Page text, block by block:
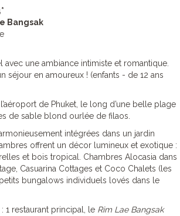
Bangsak
avec une ambiance intimiste et romantique.
séjour en amoureux ! (enfants - de 12 ans
de Phuket, le long d’une belle plage
de sable blond ourlée de filaos.
intégrées dans un jardin
offrent un décor lumineux et exotique :
et bois tropical. Chambres Alocasia dans
Casuarina Cottages et Coco Chalets (les
bungalows individuels lovés dans le
: 1 restaurant principal, le Rim Lae Bangsak